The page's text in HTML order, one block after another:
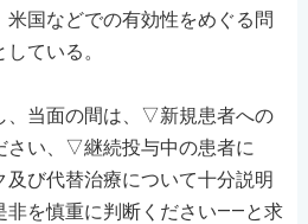
米国などでの有効性をめぐる問
ている。
、当面の間は、▽新規患者への
さい、▽継続投与中の患者に
び代替治療について十分説明
非を慎重に判断ください――と求